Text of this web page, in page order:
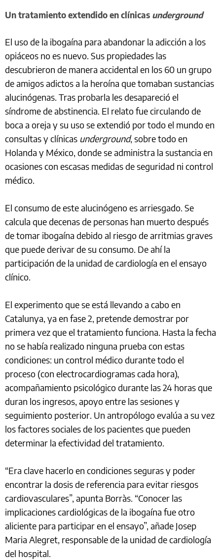
Un tratamiento extendido en clínicas underground
El uso de la ibogaína para abandonar la adicción a los
opiáceos no es nuevo. Sus propiedades las
descubrieron de manera accidental en los 60 un grupo
de amigos adictos a la heroína que tomaban sustancias
alucinógenas. Tras probarla les desapareció el
síndrome de abstinencia. El relato fue circulando de
boca a oreja y su uso se extendió por todo el mundo en
consultas y clínicas underground, sobre todo en
Holanda y México, donde se administra la sustancia en
ocasiones con escasas medidas de seguridad ni control
médico.
El consumo de este alucinógeno es arriesgado. Se
calcula que decenas de personas han muerto después
de tomar ibogaína debido al riesgo de arritmias graves
que puede derivar de su consumo. De ahí la
participación de la unidad de cardiología en el ensayo
clínico.
El experimento que se está llevando a cabo en
Catalunya, ya en fase 2, pretende demostrar por
primera vez que el tratamiento funciona. Hasta la fecha
no se había realizado ninguna prueba con estas
condiciones: un control médico durante todo el
proceso (con electrocardiogramas cada hora),
acompañamiento psicológico durante las 24 horas que
duran los ingresos, apoyo entre las sesiones y
seguimiento posterior. Un antropólogo evalúa a su vez
los factores sociales de los pacientes que pueden
determinar la efectividad del tratamiento.
“Era clave hacerlo en condiciones seguras y poder
encontrar la dosis de referencia para evitar riesgos
cardiovasculares”, apunta Borràs. “Conocer las
implicaciones cardiológicas de la ibogaína fue otro
aliciente para participar en el ensayo”, añade Josep
Maria Alegret, responsable de la unidad de cardiología
del hospital.